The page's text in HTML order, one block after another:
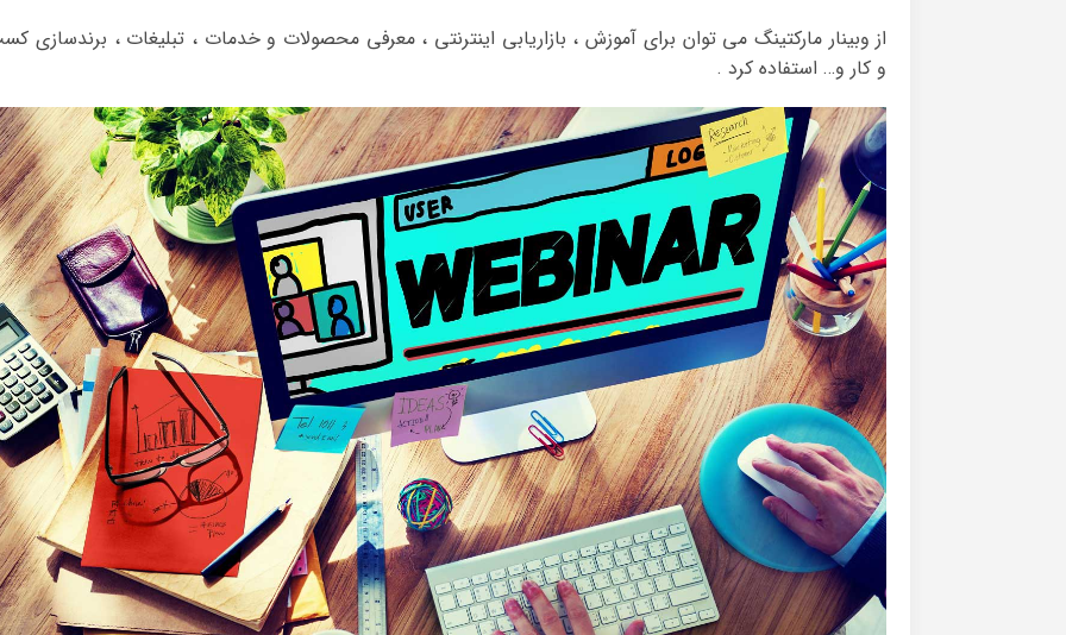
از وبینار مارکتینگ می توان برای آموزش ، بازاریابی اینترنتی ، معرفی محصولات و خدمات ، تبلیغات ، برندسازی
و کار و… استفاده کرد .